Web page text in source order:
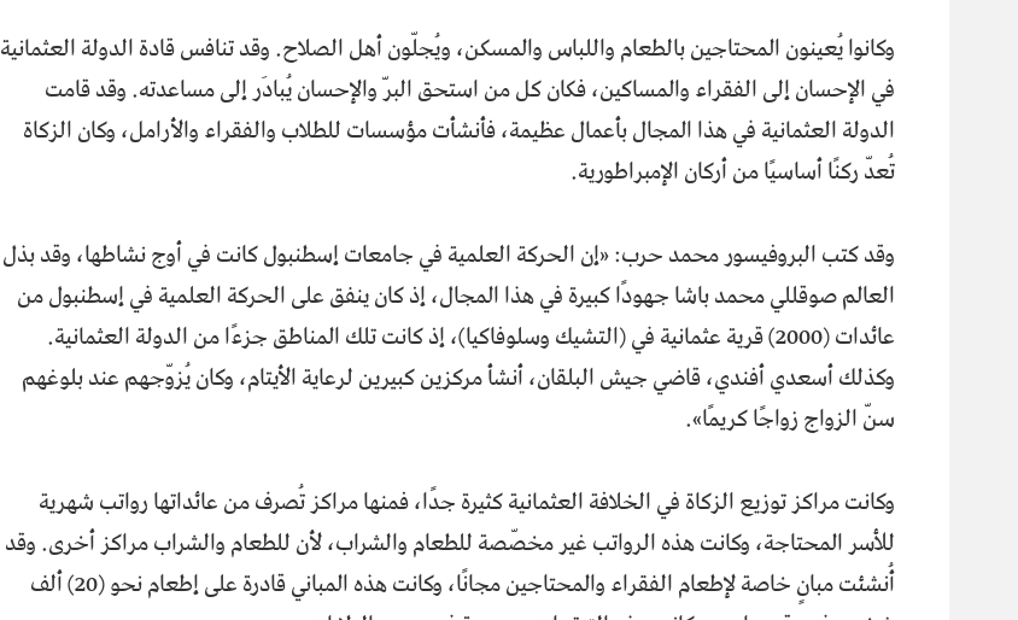
وكانوا يُعينون المحتاجين بالطعام واللباس والمسكن، ويُجلّون أهل الصلاح. وقد تنافس قادة الدولة العثمانية
في الإحسان إلى الفقراء والمساكين، فكان كل من استحق البرّ والإحسان يُبادَر إلى مساعدته. وقد قامت
الدولة العثمانية في هذا المجال بأعمال عظيمة، فأنشأت مؤسسات للطلاب والفقراء والأرامل، وكان الزكاة
تُعدّ ركنًا أساسيًا من أركان الإمبراطورية.
وقد كتب البروفيسور محمد حرب: «إن الحركة العلمية في جامعات إسطنبول كانت في أوج نشاطها، وقد بذل
العالم صوقللي محمد باشا جهودًا كبيرة في هذا المجال، إذ كان ينفق على الحركة العلمية في إسطنبول من
عائدات (2000) قرية عثمانية في (التشيك وسلوفاكيا)، إذ كانت تلك المناطق جزءًا من الدولة العثمانية.
وكذلك أسعدي أفندي، قاضي جيش البلقان، أنشأ مركزين كبيرين لرعاية الأيتام، وكان يُزوّجهم عند بلوغهم
سنّ الزواج زواجًا كريمًا».
وكانت مراكز توزيع الزكاة في الخلافة العثمانية كثيرة جدًا، فمنها مراكز تُصرف من عائداتها رواتب شهرية
للأسر المحتاجة، وكانت هذه الرواتب غير مخصّصة للطعام والشراب، لأن للطعام والشراب مراكز أخرى. وقد
أُنشئت مبانٍ خاصة لإطعام الفقراء والمحتاجين مجانًا، وكانت هذه المباني قادرة على إطعام نحو (20) ألف